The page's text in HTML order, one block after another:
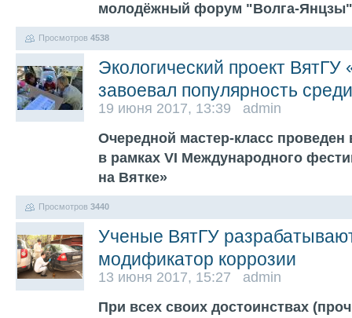
молодёжный форум "Волга-
Просмотров 4538
Экологический проект ВятГУ
завоевал популярность
19 июня 2017, 13:39 admin
Очередной мастер-класс проведен
в рамках VI Международного
на Вятке»
Просмотров 3440
Ученые ВятГУ
модификатор коррозии
13 июня 2017, 15:27 admin
При всех своих достоинствах